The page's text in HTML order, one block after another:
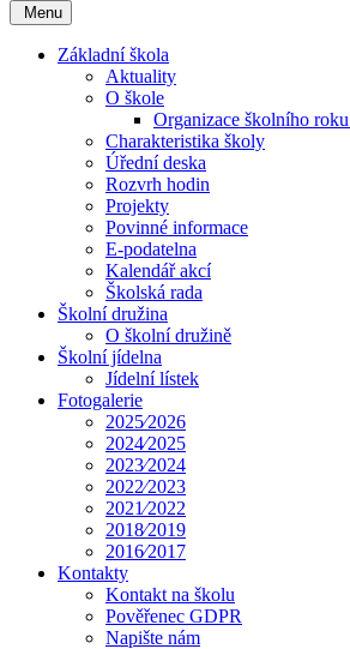
Menu
Základní škola
Aktuality
O škole
Organizace školního roku
Charakteristika školy
Úřední deska
Rozvrh hodin
Projekty
Povinné informace
E-podatelna
Kalendář akcí
Školská rada
Školní družina
O školní družině
Školní jídelna
Jídelní lístek
Fotogalerie
2025⁄2026
2024⁄2025
2023⁄2024
2022⁄2023
2021⁄2022
2018⁄2019
2016⁄2017
Kontakty
Kontakt na školu
Pověřenec GDPR
Napište nám